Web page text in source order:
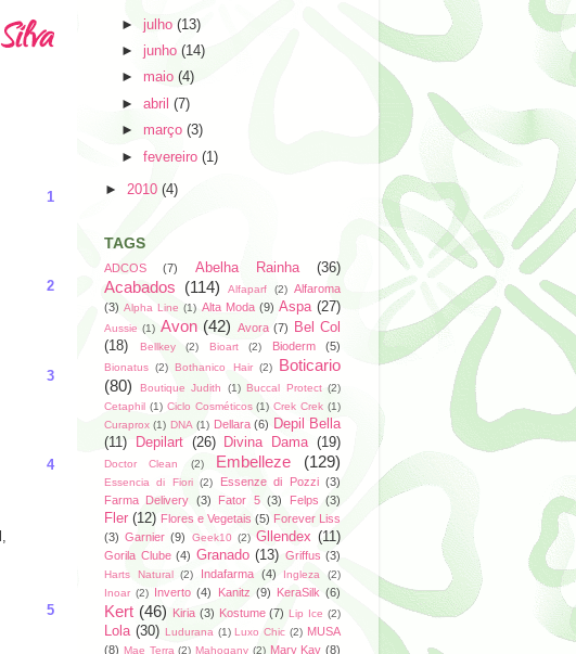
1
2
3
4
5
►julho(13)
►junho(14)
► maio(4)
►abril(7)
► março(3)
►fevereiro(1)
► 2010 (4)
TAGS
ADCOS (7) Abelha Rainha (36)
Acabados (114) Alfaparf (2) Alfaroma
(3) Alpha Line (1) Alta Moda (9) Aspa (27)
Aussie (1) Avon (42) Avora (7)
Bel Col
(18)
Bellkey (2) Bioart (2) Bioderm (5)
Bionatus (2) Bothanico Hair (2)
Boticario
(80)
Boutique Judith (1) Buccal Protect (2)
Cetaphil (1) Ciclo Cosméticos (1) Crek Crek (1)
Curaprox (1) DNA (1) Dellara (6) Depil Bella
(11)
Depilart (26) Divina Dama (19)
Doctor Clean (2) Embelleze (129)
Essencia di Fiori (2) Essenze di Pozzi (3)
Farma Delivery (3) Fator 5 (3) Felps (3)
Fler (12) Flores e Vegetais (5) Forever Liss
(3) Garnier (9) Geek10 (2) Gllendex (11)
Gorila Clube (4) Granado (13) Griffus (3)
Harts Natural (2) Indafarma (4) Ingleza
(2)
Inoar (2) Inverto (4) Kanitz (9) KeraSilk (6)
Kert (46) Kiria (3) Kostume (7) Lip Ice (2)
Lola (30) Ludurana (1) Luxo Chic (2) MUSA
(8) Mae Terra (2) Mahogany (2) Mary Kay (8)